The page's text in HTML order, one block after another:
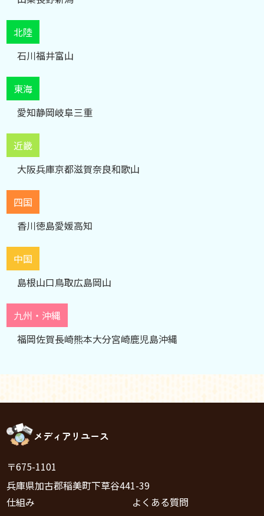
北陸
石川福井富山
東海
愛知静岡岐阜三重
近畿
大阪兵庫京都滋賀奈良和歌山
四国
香川徳島愛媛高知
中国
島根山口鳥取広島岡山
九州・沖縄
福岡佐賀長崎熊本大分宮崎鹿児島沖縄
メディアリユース
〒675-1101
兵庫県加古郡稲美町下草谷441-39
仕組み
よくある質問